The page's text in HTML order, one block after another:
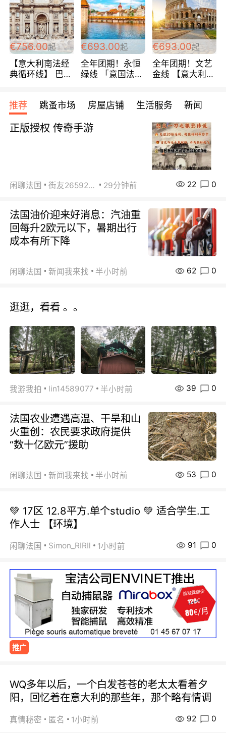
馆 108欧/人/天
488欧/人
天！巴黎上下！
包拼房~
€756.00起
【意大利南法经
典循环线】 巴黎
宾馆 108欧/天起
全程756欧/位
€693.00起
全年团期！永恒
绿线 「意国法
欧/天起 ~包拼房
€693.00起
全年团期！文艺
金线 【意大利一
每周铁发！
推荐 跳蚤市场 房屋店铺 生活服务 新闻
正版授权 传奇手游
闲聊法国 街友26592800 29分钟前 22 0
法国油价迎来好消息：汽油重
回每升2欧元以下，暑期出行
成本有所下降
闲聊法国 新闻我来找 半小时前 62 0
逛逛，看看 。。
我游我拍 lin14589077 半小时前 39 0
法国农业遭遇高温、干旱和山
火重创：农民要求政府提供
“数十亿欧元”援助
闲聊法国 新闻我来找 半小时前 53 0
💚 17区 12.8平方.单个studio 💚 适合学生.工
作人士 【环境】
闲聊法国 Simon_RIRIl 1小时前 91 0
推广
WQ多年以后，一个白发苍苍的老太太看着夕
阳，回忆着在意大利的那些年，那个略有情调
真情秘密 匿名 1小时前 92 0